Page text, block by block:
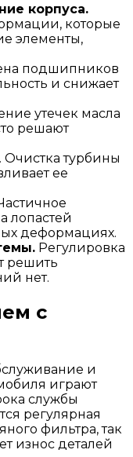
корпуса.
которые
элементы,
подшипников
и снижает
утечек масла
решают
. Очистка турбины
ее
лопастей
деформациях.
Регулировка
решить
нет.
с
и
играют
службы
регулярная
фильтра, так
износ деталей